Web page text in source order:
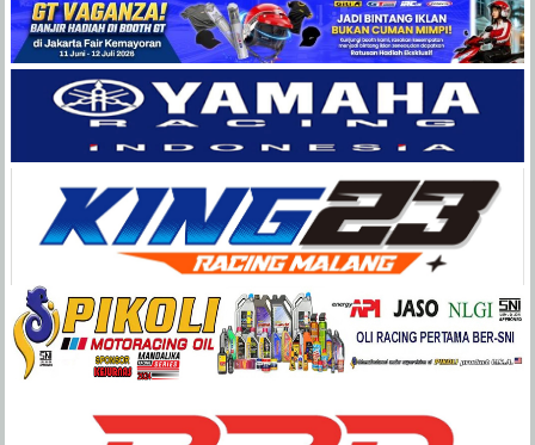
Balap
Paling
Lengkap